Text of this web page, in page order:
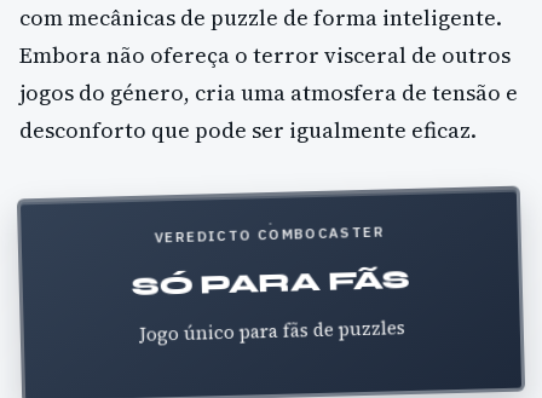
com mecânicas de puzzle de forma inteligente.
Embora não ofereça o terror visceral de outros
jogos do género, cria uma atmosfera de tensão e
desconforto que pode ser igualmente eficaz.
VEREDICTO COMBOCASTER
SÓ PARA FÃS
Jogo único para fãs de puzzles